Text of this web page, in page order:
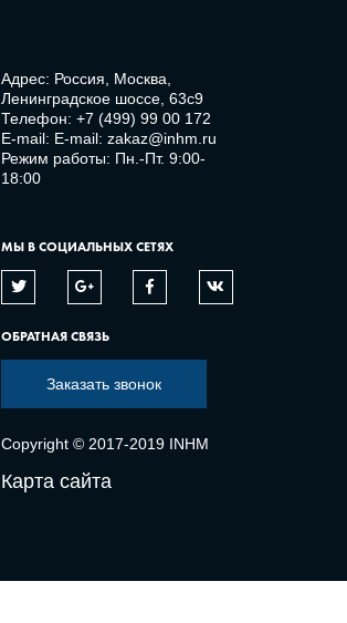
Адрес: Россия, Москва,
Ленинградское шоссе, 63с9
Телефон: +7 (499) 99 00 172
E-mail: E-mail: zakaz@inhm.ru
Режим работы: Пн.-Пт. 9:00-
18:00
МЫ В СОЦИАЛЬНЫХ СЕТЯХ
ОБРАТНАЯ СВЯЗЬ
Заказать звонок
Copyright © 2017-2019 INHM
Карта сайта